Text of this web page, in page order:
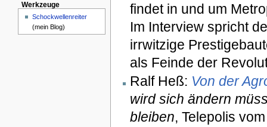
findet in und um
Im Interview spricht
irrwitzige
als Feinde der
Ralf Heß: Von der
wird sich ändern
bleiben, Telepolis
Werkzeuge
Schockwellenreiter
(mein Blog)